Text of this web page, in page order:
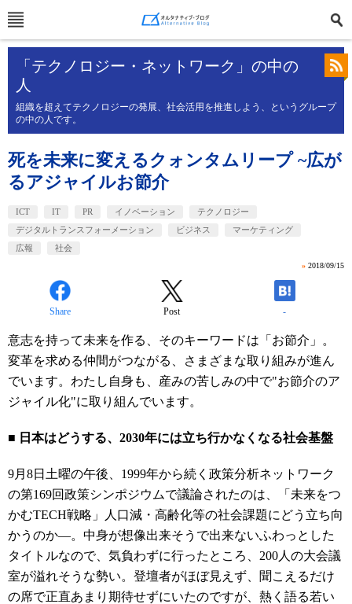
「テクノロジー・ネットワーク」の中の
人
組織を超えてテクノロジーの発展、社会活用を推進しよう、というグループ
の中の人です。
死を未来に変えるクォンタムリープ ~広が
るアジャイルお節介
ICT IT PR イノベーション
テクノロジー
デジタルトランスフォーメーション
ビジネス
マーケティング
広報
社会
» 2018/09/15
Share Post -
意志を持って未来を作る、そのキーワードは「お節介」。
変革を求める仲間がつながる、さまざまな取り組みが進ん
でいます。わたし自身も、産みの苦しみの中で"お節介のア
ジャイル化"に取り組んでいます。
■ 日本はどうする、2030年には立ち行かなくなる社会基盤
9月8日土曜の午後、1999年から続く政策分析ネットワーク
の第169回政策シンポジウムで議論されたのは、「未来をつ
かむTECH戦略」人口減・高齢化等の社会課題にどう立ち向
かうのか―。中身が想像出来そうで出来ないふわっとした
タイトルなので、気負わずに行ったところ、200人の大会議
室が溢れそうな勢い。登壇者がほぼ見えず、聞こえるだけ
の席で正直あまり期待せずにいたのですが、熱く語る若い